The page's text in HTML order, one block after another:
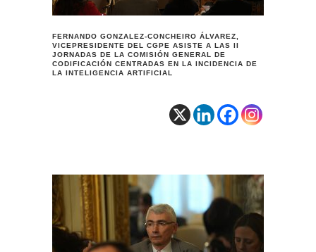
FERNANDO GONZALEZ-CONCHEIRO ÁLVAREZ,
VICEPRESIDENTE DEL CGPE ASISTE A LAS II
JORNADAS DE LA COMISIÓN GENERAL DE
CODIFICACIÓN CENTRADAS EN LA INCIDENCIA DE
LA INTELIGENCIA ARTIFICIAL